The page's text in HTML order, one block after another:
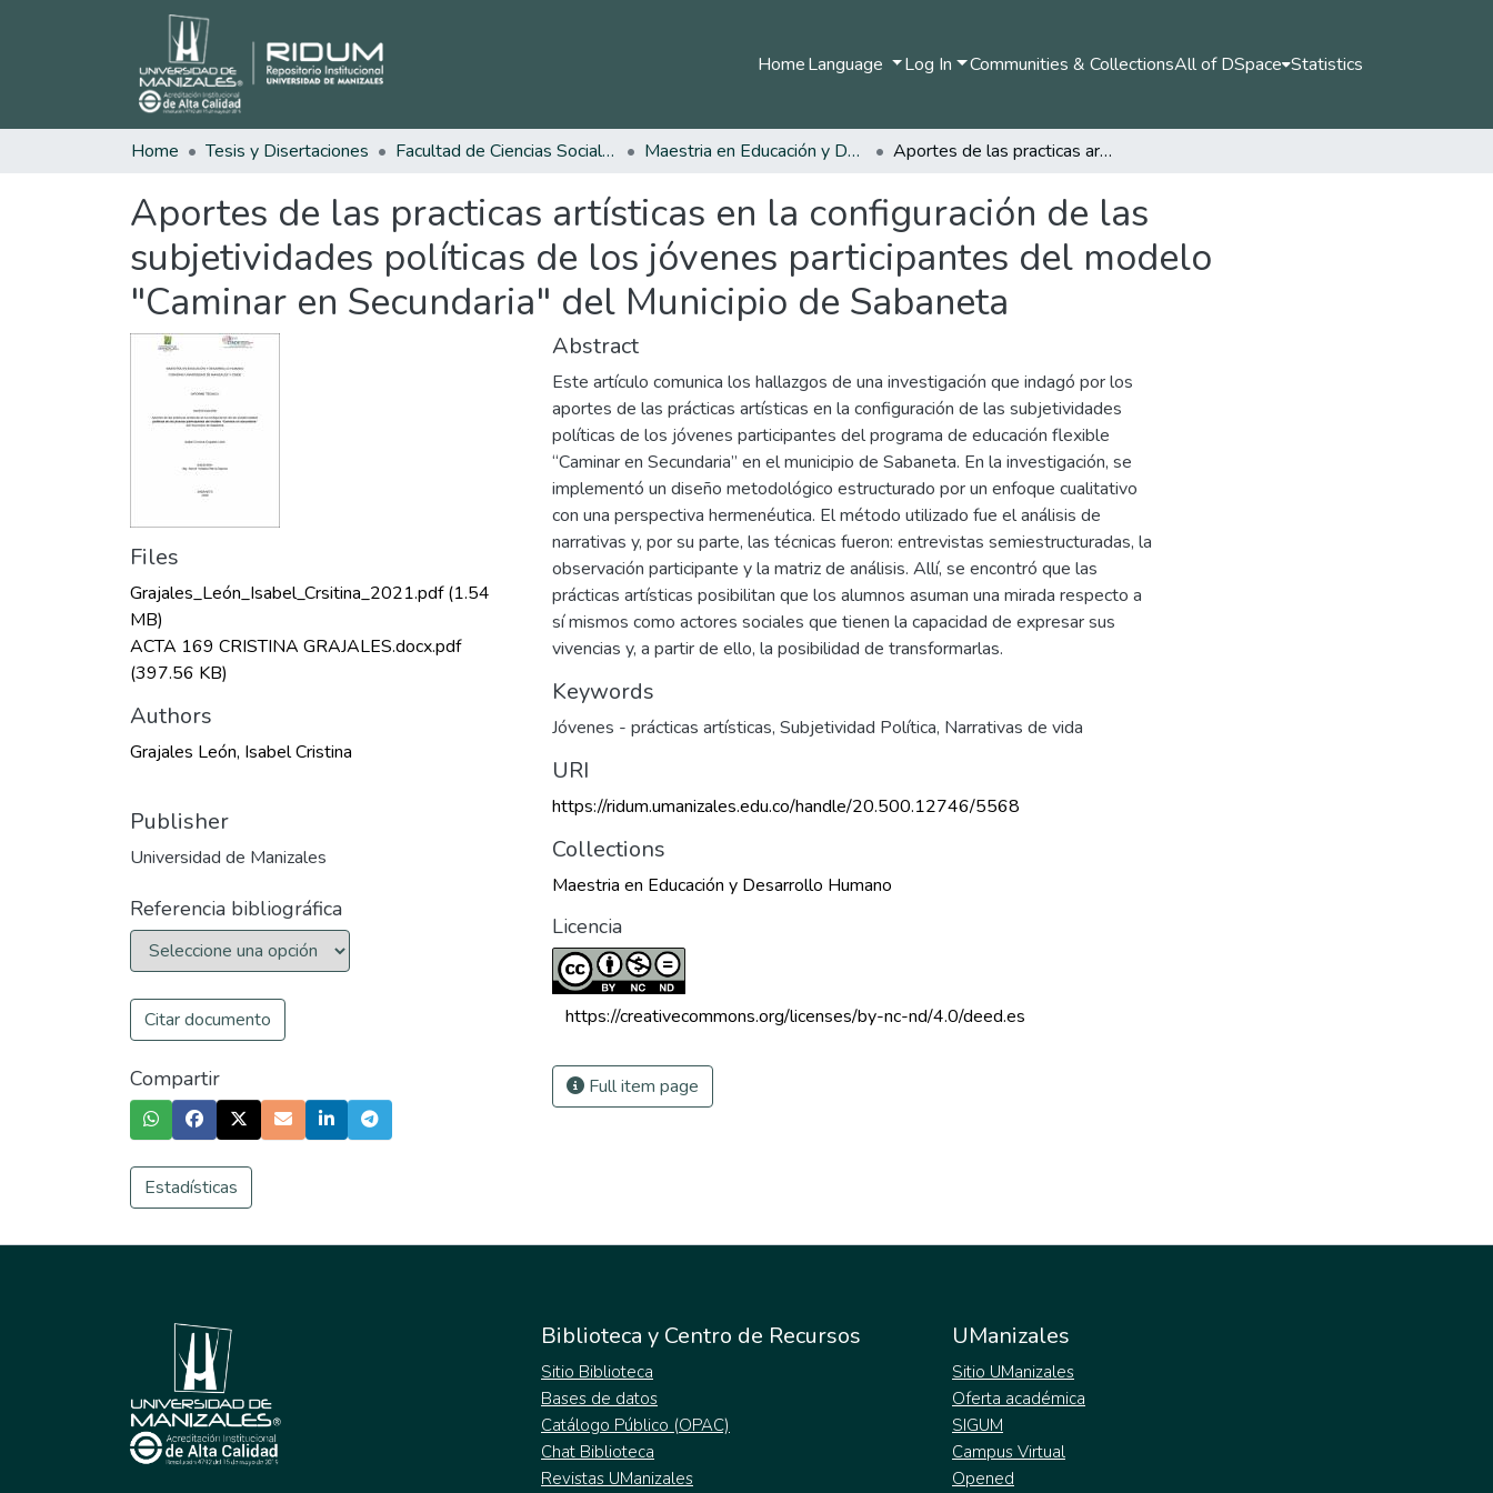
HomeLanguage Log In Communities & CollectionsAll of DSpace Statistics
Home Tesis y Disertaciones Facultad de Ciencias Sociales y Humanas Maestria en Educación y Desarrollo Humano Aportes de las practicas artísticas en la configuración de las subjetividades políticas de los jóvenes participantes del modelo "Caminar en Secundaria" del Municipio de Sabaneta
Aportes de las practicas artísticas en la configuración de las
subjetividades políticas de los jóvenes participantes del modelo
"Caminar en Secundaria" del Municipio de Sabaneta
Files
Grajales_León_Isabel_Crsitina_2021.pdf(1.54
MB)
ACTA 169 CRISTINA GRAJALES.docx.pdf
(397.56 KB)
Authors
Grajales León, Isabel Cristina
Publisher
Universidad de Manizales
Referencia bibliográfica
Citar documento
Compartir
Estadísticas
Abstract
Este artículo comunica los hallazgos de una investigación que indagó por los
aportes de las prácticas artísticas en la configuración de las subjetividades
políticas de los jóvenes participantes del programa de educación flexible
“Caminar en Secundaria” en el municipio de Sabaneta. En la investigación, se
implementó un diseño metodológico estructurado por un enfoque cualitativo
con una perspectiva hermenéutica. El método utilizado fue el análisis de
narrativas y, por su parte, las técnicas fueron: entrevistas semiestructuradas, la
observación participante y la matriz de análisis. Allí, se encontró que las
prácticas artísticas posibilitan que los alumnos asuman una mirada respecto a
sí mismos como actores sociales que tienen la capacidad de expresar sus
vivencias y, a partir de ello, la posibilidad de transformarlas.
Keywords
Jóvenes - prácticas artísticas, Subjetividad Política, Narrativas de vida
URI
https://ridum.umanizales.edu.co/handle/20.500.12746/5568
Collections
Maestria en Educación y Desarrollo Humano
Licencia
https://creativecommons.org/licenses/by-nc-nd/4.0/deed.es
Full item page
Biblioteca y Centro de Recursos
Sitio Biblioteca
Bases de datos
Catálogo Público (OPAC)
Chat Biblioteca
Revistas UManizales
UManizales
Sitio UManizales
Oferta académica
SIGUM
Campus Virtual
Opened